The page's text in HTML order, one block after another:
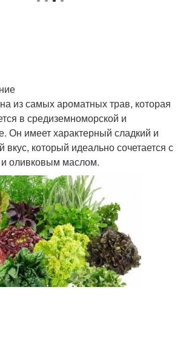
из самых ароматных трав, которая
в средиземноморской и
Он имеет характерный сладкий и
вкус, который идеально сочетается с
оливковым маслом.